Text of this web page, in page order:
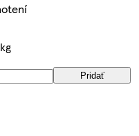
Pridať